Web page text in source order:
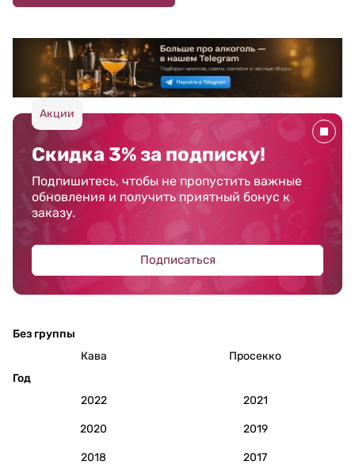
Акции
Скидка 3% за подписку!
Подпишитесь, чтобы не пропустить важные
обновления и получить приятный бонус к
заказу.
Подписаться
Без группы
Кава
Просекко
Год
2022
2021
2020 2019
2018 2017